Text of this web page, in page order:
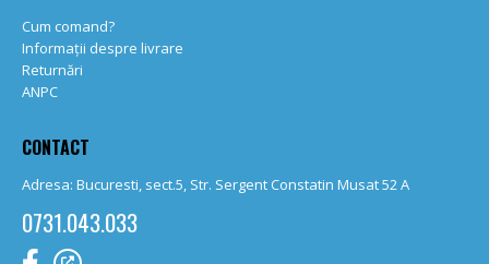
Cum comand?
Informații despre livrare
Returnări
ANPC
CONTACT
Adresa: Bucuresti, sect.5, Str. Sergent Constatin Musat 52 A
0731.043.033